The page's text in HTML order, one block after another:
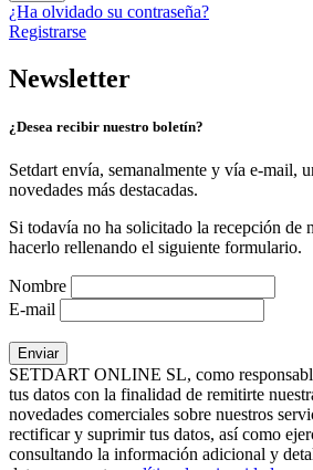
¿Ha olvidado su contraseña?
Registrarse
Newsletter
¿Desea recibir nuestro boletín?
Setdart envía, semanalmente y vía e-mail,
novedades más destacadas.
Si todavía no ha solicitado la recepción de
hacerlo rellenando el siguiente formulario.
Nombre
E-mail
SETDART ONLINE SL, como
tus datos con la finalidad de remitirte
novedades comerciales sobre nuestros
rectificar y suprimir tus datos, así como
consultando la información adicional y